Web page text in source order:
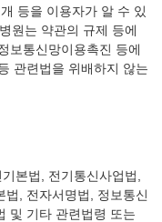
등을 이용자가 알 수 있
원는 약관의 규제 등에
보통신망이용촉진 등에
관련법을 위배하지 않는
본법, 전기통신사업법,
법, 전자서명법, 정보통신
및 기타 관련법령 또는